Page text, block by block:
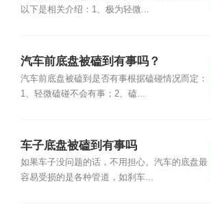
以下是相关介绍：1、极为轻微...
汽车前底盘被磕到有事吗？
汽车前底盘被磕到是否有事根据磕碰情况而定：
1、轻微磕碰不会有事；2、磕...
车子底盘被磕到有事吗
如果车子没问题的话，不用担心。汽车的底盘最
容易受损的是各种管道，如刹车...